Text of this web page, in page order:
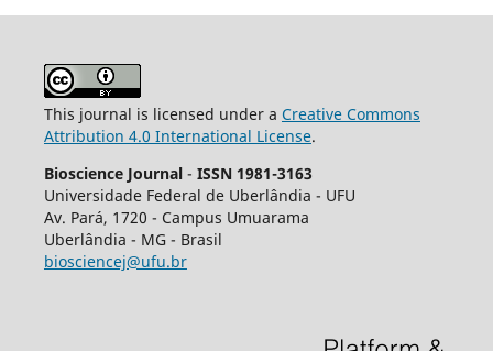
This journal is licensed under a Creative Commons
Attribution 4.0 International License.
Bioscience Journal - ISSN 1981-3163
Universidade Federal de Uberlândia - UFU
Av. Pará, 1720 - Campus Umuarama
Uberlândia - MG - Brasil
biosciencej@ufu.br